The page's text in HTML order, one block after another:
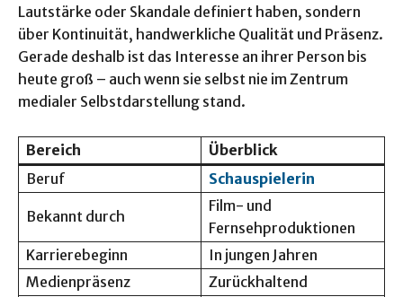
Lautstärke oder Skandale definiert haben, sondern
über Kontinuität, handwerkliche Qualität und Präsenz.
Gerade deshalb ist das Interesse an ihrer Person bis
heute groß – auch wenn sie selbst nie im Zentrum
medialer Selbstdarstellung stand.
Bereich
Überblick
Beruf
Schauspielerin
Bekannt durch
Film- und
Fernsehproduktionen
Karrierebeginn
In jungen Jahren
Medienpräsenz
Zurückhaltend